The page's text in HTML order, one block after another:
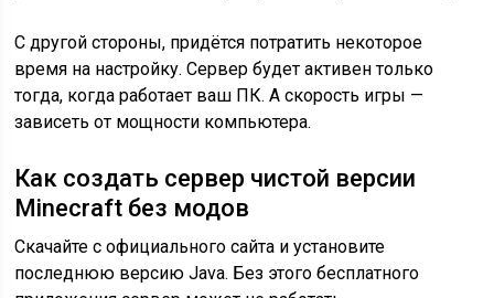
С другой стороны, придётся потратить некоторое
время на настройку. Сервер будет активен только
тогда, когда работает ваш ПК. А скорость игры —
зависеть от мощности компьютера.
Как создать сервер чистой версии
Minecraft без модов
Скачайте с официального сайта и установите
последнюю версию Java. Без этого бесплатного